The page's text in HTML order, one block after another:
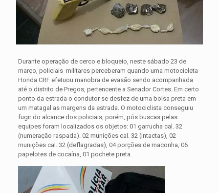
Durante operação de cerco e bloqueio, neste sábado 23 de
março, policiais militares perceberam quando uma motocicleta
Honda CRF efetuou manobra de evasão sendo acompanhada
até o distrito de Pregos, pertencente a Senador Cortes. Em certo
ponto da estrada o condutor se desfez de uma bolsa preta em
um matagal as margens da estrada.O motociclista conseguiu
fugir do alcance dos policiais, porém, pós buscas pelas
equipes foram localizados os objetos: 01 garrucha cal. 32
(numeração raspada). 02 munições cal. 32 (intactas), 02
munições cal. 32 (deflagradas), 04 porções de maconha, 06
papelotes de cocaína, 01 pochete preta.